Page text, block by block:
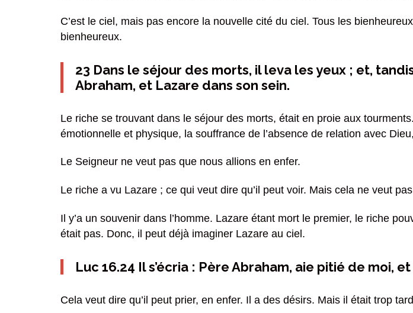
C’est le ciel, mais pas encore la nouvelle cité du ciel. Tous les
bienheureux.
23 Dans le séjour des morts, il leva les yeux ; et,
Abraham, et Lazare dans son sein.
Le riche se trouvant dans le séjour des morts, était en proie aux
émotionnelle et physique, la souffrance de l’absence de relation avec
Le Seigneur ne veut pas que nous allions en enfer.
Le riche a vu Lazare ; ce qui veut dire qu’il peut voir. Mais cela ne veut
Il y’a un souvenir dans l’homme. Lazare étant mort le premier, le riche
était pas. Donc, il peut déjà imaginer Lazare au ciel.
Luc 16.24 Il s’écria : Père Abraham, aie pitié de moi,
Cela veut dire qu’il peut prier, en enfer. Il a des désirs. Mais il était trop